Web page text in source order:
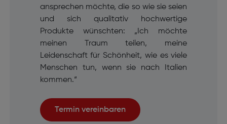
ansprechen möchte, die so wie sie seien
und sich qualitativ hochwertige
Produkte wünschten: „Ich möchte
meinen Traum teilen, meine
Leidenschaft für Schönheit, wie es viele
Menschen tun, wenn sie nach Italien
kommen.“
Termin vereinbaren